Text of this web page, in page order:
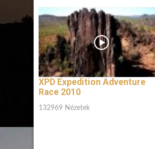
XPD Expedition Adventure
Race 2010
132969 Nézetek